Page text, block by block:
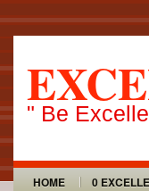
" Be
HOME 0